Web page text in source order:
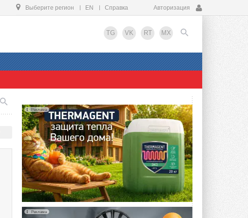
Выберите регион EN Справка Авторизация
TG VK RT MX
EN
Реклама
Реклама